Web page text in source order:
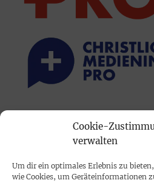
Cookie-
verwalten
Um dir ein optimales Erlebnis zu
wie Cookies, um Geräteinformationen
PRINTAUSGABE
Mediadaten
PROKOMPAKT